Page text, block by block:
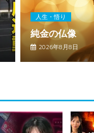
人生・悟り
純金の仏像
2026年8月8日